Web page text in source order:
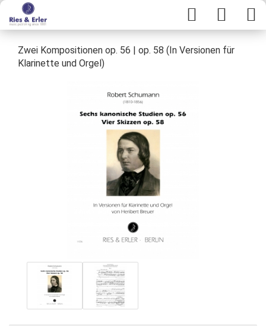
Zwei Kompositionen op. 56 | op. 58 (In Versionen für
Klarinette und Orgel)